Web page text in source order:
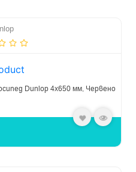
Dunlop 4x650 мм, Червено